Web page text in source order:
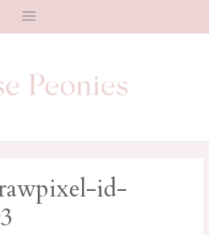
Main
id-